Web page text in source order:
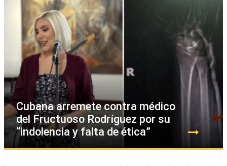
Cubana arremete contra médico
del Fructuoso Rodríguez por su
“indolencia y falta de ética”